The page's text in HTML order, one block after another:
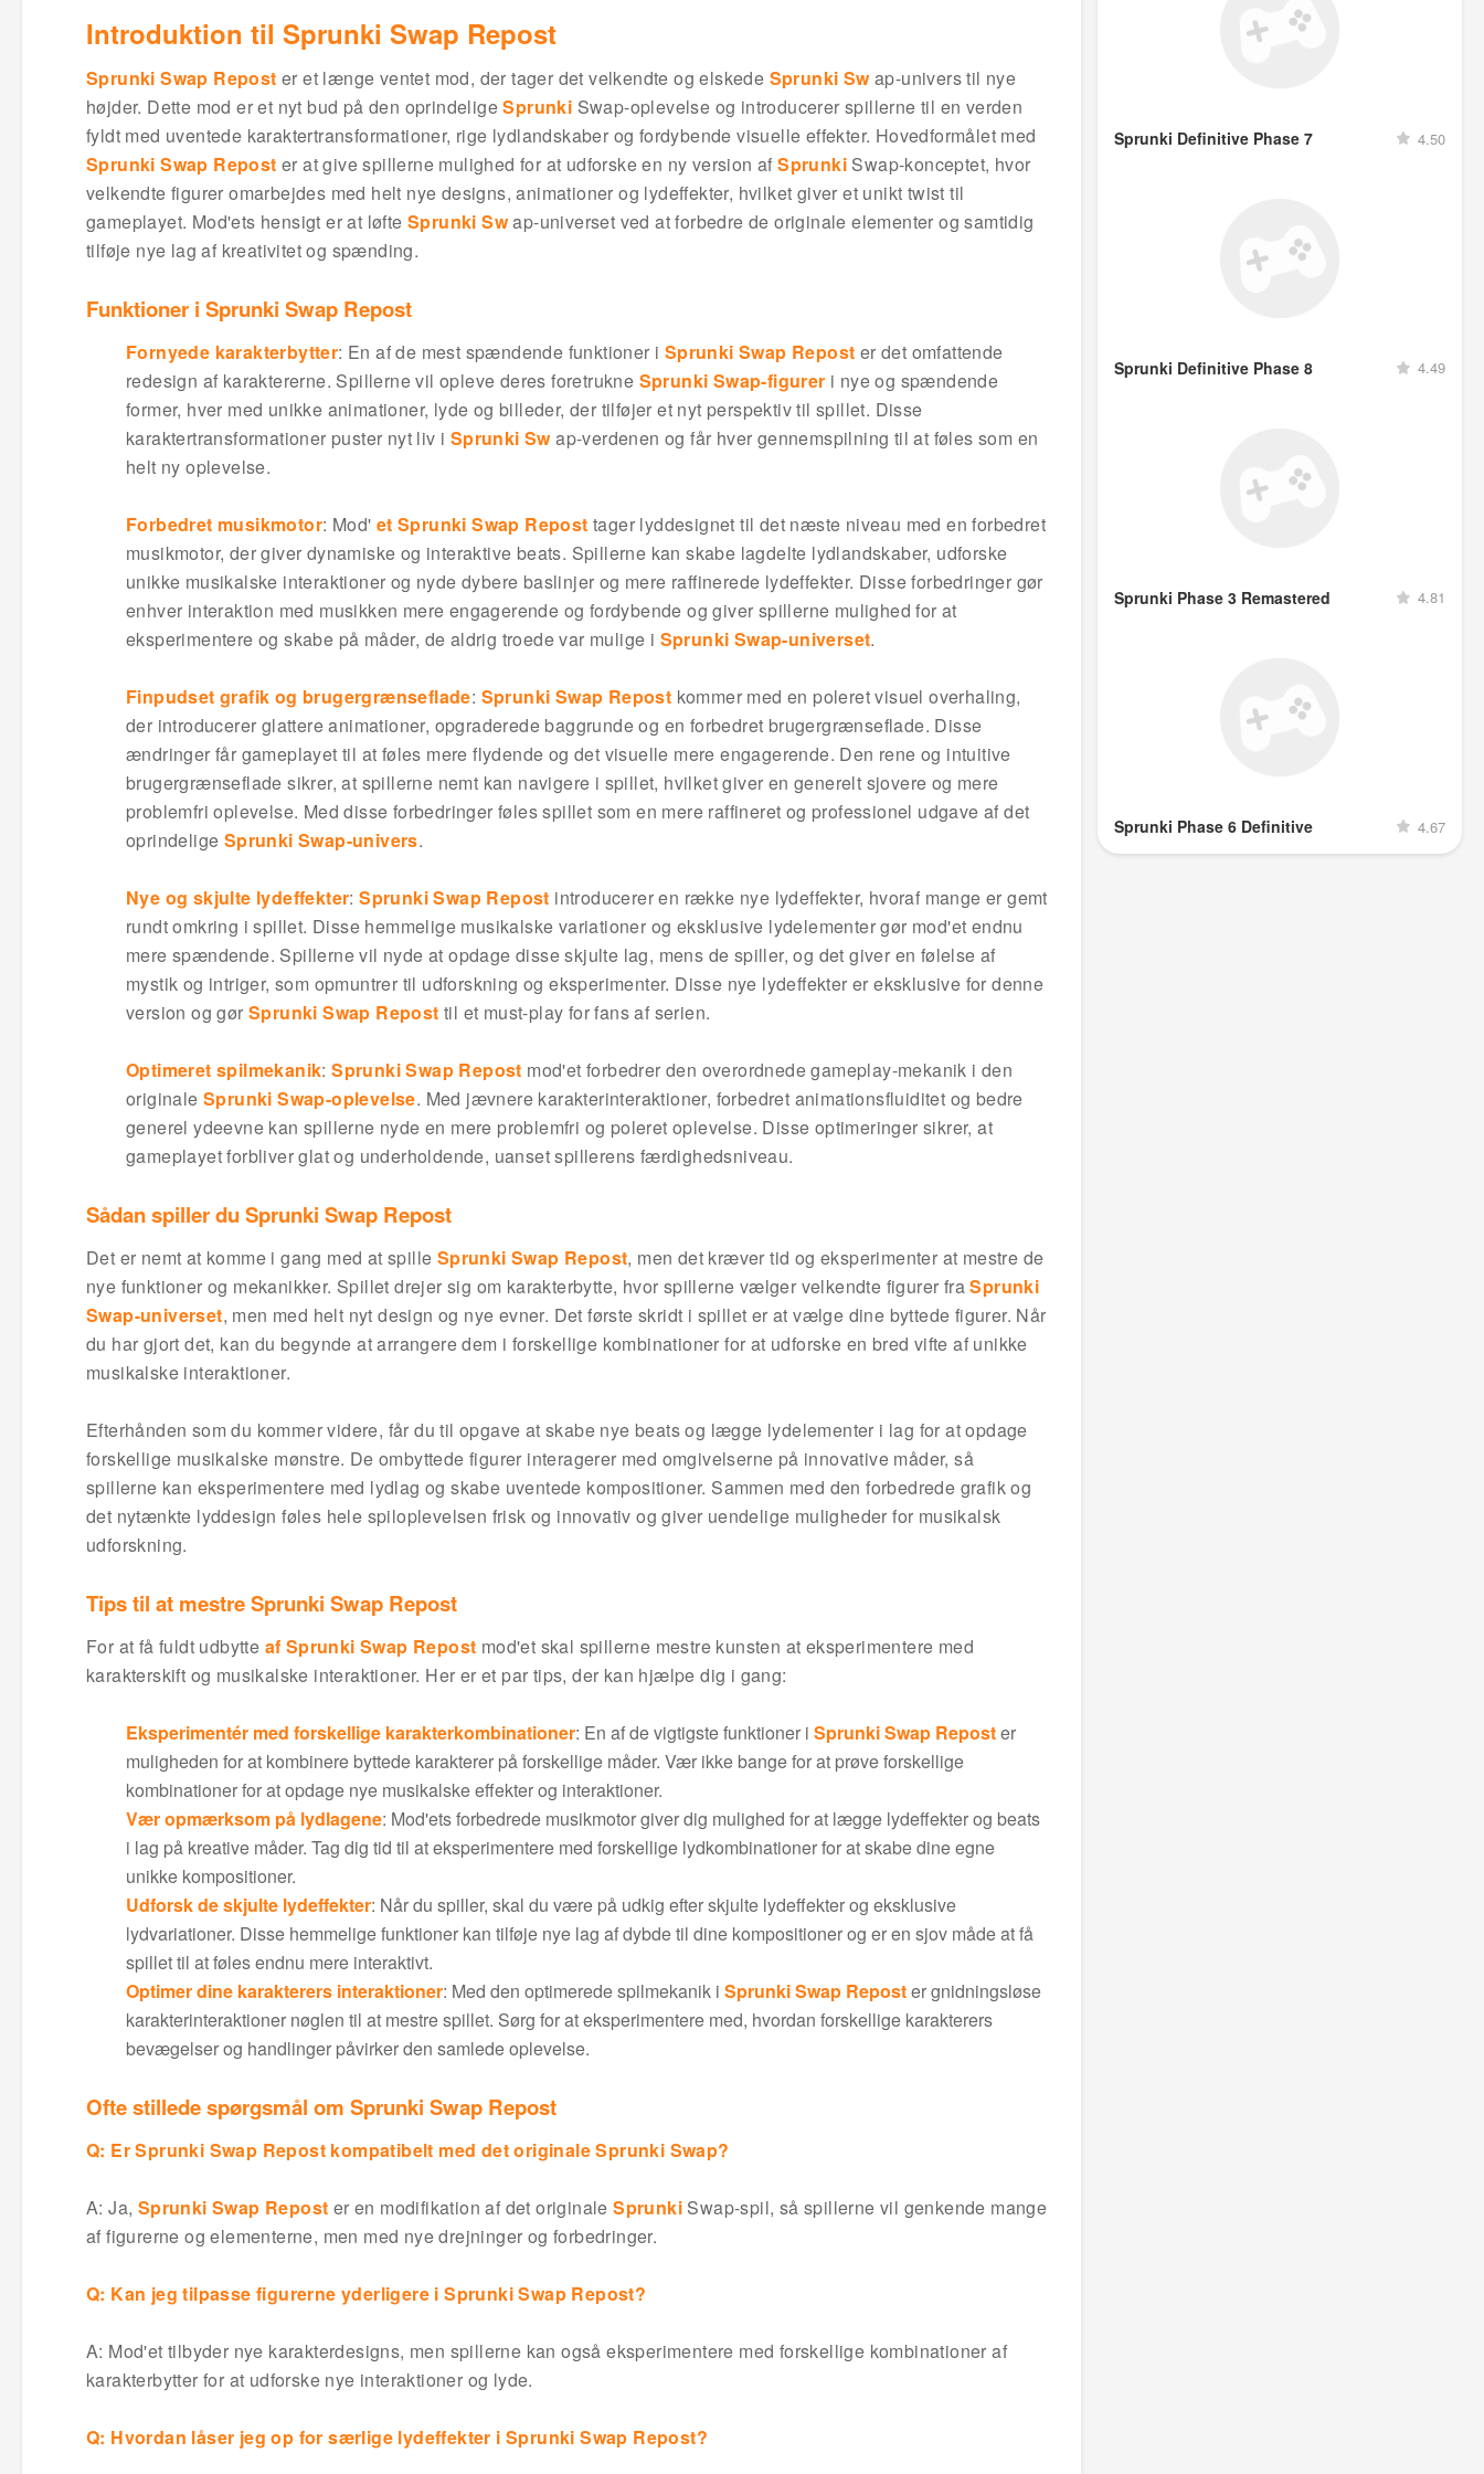
Introduktion til Sprunki Swap Repost
Sprunki Swap Repost er et længe ventet mod, der tager det velkendte og elskede Sprunki Swap-univers til nye
højder. Dette mod er et nyt bud på den oprindeligeSprunki Swap-oplevelse og introducerer spillerne til en verden
fyldt med uventede karaktertransformationer, rige lydlandskaber og fordybende visuelle effekter. Hovedformålet med
Sprunki Swap Repost er at give spillerne mulighed for at udforske en ny version afSprunki Swap-konceptet, hvor
velkendte figurer omarbejdes med helt nye designs, animationer og lydeffekter, hvilket giver et unikt twist til
gameplayet. Mod'ets hensigt er at løfte Sprunki Swap-universet ved at forbedre de originale elementer og samtidig
tilføje nye lag af kreativitet og spænding.
Funktioner i Sprunki Swap Repost
Fornyede karakterbytter: En af de mest spændende funktioner i Sprunki Swap Repost er det omfattende
redesign af karaktererne. Spillerne vil opleve deres foretrukne Sprunki Swap-figurer i nye og spændende
former, hver med unikke animationer, lyde og billeder, der tilføjer et nyt perspektiv til spillet. Disse
karaktertransformationer puster nyt liv i Sprunki Swap-verdenen og får hver gennemspilning til at føles som en
helt ny oplevelse.
Forbedret musikmotor: Mod' et Sprunki Swap Repost tager lyddesignet til det næste niveau med en forbedret
musikmotor, der giver dynamiske og interaktive beats. Spillerne kan skabe lagdelte lydlandskaber, udforske
unikke musikalske interaktioner og nyde dybere baslinjer og mere raffinerede lydeffekter. Disse forbedringer gør
enhver interaktion med musikken mere engagerende og fordybende og giver spillerne mulighed for at
eksperimentere og skabe på måder, de aldrig troede var mulige i Sprunki Swap-universet.
Finpudset grafik og brugergrænseflade: Sprunki Swap Repost kommer med en poleret visuel overhaling,
der introducerer glattere animationer, opgraderede baggrunde og en forbedret brugergrænseflade. Disse
ændringer får gameplayet til at føles mere flydende og det visuelle mere engagerende. Den rene og intuitive
brugergrænseflade sikrer, at spillerne nemt kan navigere i spillet, hvilket giver en generelt sjovere og mere
problemfri oplevelse. Med disse forbedringer føles spillet som en mere raffineret og professionel udgave af det
oprindelige Sprunki Swap-univers.
Nye og skjulte lydeffekter:Sprunki Swap Repost introducerer en række nye lydeffekter, hvoraf mange er gemt
rundt omkring i spillet. Disse hemmelige musikalske variationer og eksklusive lydelementer gør mod'et endnu
mere spændende. Spillerne vil nyde at opdage disse skjulte lag, mens de spiller, og det giver en følelse af
mystik og intriger, som opmuntrer til udforskning og eksperimenter. Disse nye lydeffekter er eksklusive for denne
version og gørSprunki Swap Repost til et must-play for fans af serien.
Optimeret spilmekanik:Sprunki Swap Repost mod'et forbedrer den overordnede gameplay-mekanik i den
originaleSprunki Swap-oplevelse. Med jævnere karakterinteraktioner, forbedret animationsfluiditet og bedre
generel ydeevne kan spillerne nyde en mere problemfri og poleret oplevelse. Disse optimeringer sikrer, at
gameplayet forbliver glat og underholdende, uanset spillerens færdighedsniveau.
Sådan spiller du Sprunki Swap Repost
Det er nemt at komme i gang med at spille Sprunki Swap Repost, men det kræver tid og eksperimenter at mestre de
nye funktioner og mekanikker. Spillet drejer sig om karakterbytte, hvor spillerne vælger velkendte figurer fraSprunki
Swap-universet, men med helt nyt design og nye evner. Det første skridt i spillet er at vælge dine byttede figurer. Når
du har gjort det, kan du begynde at arrangere dem i forskellige kombinationer for at udforske en bred vifte af unikke
musikalske interaktioner.
Efterhånden som du kommer videre, får du til opgave at skabe nye beats og lægge lydelementer i lag for at opdage
forskellige musikalske mønstre. De ombyttede figurer interagerer med omgivelserne på innovative måder, så
spillerne kan eksperimentere med lydlag og skabe uventede kompositioner. Sammen med den forbedrede grafik og
det nytænkte lyddesign føles hele spiloplevelsen frisk og innovativ og giver uendelige muligheder for musikalsk
udforskning.
Tips til at mestre Sprunki Swap Repost
For at få fuldt udbytte af Sprunki Swap Repost mod'et skal spillerne mestre kunsten at eksperimentere med
karakterskift og musikalske interaktioner. Her er et par tips, der kan hjælpe dig i gang:
Eksperimentér med forskellige karakterkombinationer: En af de vigtigste funktioner i Sprunki Swap Reposter
muligheden for at kombinere byttede karakterer på forskellige måder. Vær ikke bange for at prøve forskellige
kombinationer for at opdage nye musikalske effekter og interaktioner.
Vær opmærksom på lydlagene: Mod'ets forbedrede musikmotor giver dig mulighed for at lægge lydeffekter og beats
i lag på kreative måder. Tag dig tid til at eksperimentere med forskellige lydkombinationer for at skabe dine egne
unikke kompositioner.
Udforsk de skjulte lydeffekter: Når du spiller, skal du være på udkig efter skjulte lydeffekter og eksklusive
lydvariationer. Disse hemmelige funktioner kan tilføje nye lag af dybde til dine kompositioner og er en sjov måde at få
spillet til at føles endnu mere interaktivt.
Optimer dine karakterers interaktioner: Med den optimerede spilmekanik i Sprunki Swap Reposter gnidningsløse
karakterinteraktioner nøglen til at mestre spillet. Sørg for at eksperimentere med, hvordan forskellige karakterers
bevægelser og handlinger påvirker den samlede oplevelse.
Ofte stillede spørgsmål om Sprunki Swap Repost
Q: Er Sprunki Swap Repost kompatibelt med det originale Sprunki Swap?
A: Ja, Sprunki Swap Repost er en modifikation af det originaleSprunki Swap-spil, så spillerne vil genkende mange
af figurerne og elementerne, men med nye drejninger og forbedringer.
Q: Kan jeg tilpasse figurerne yderligere i Sprunki Swap Repost?
A: Mod'et tilbyder nye karakterdesigns, men spillerne kan også eksperimentere med forskellige kombinationer af
karakterbytter for at udforske nye interaktioner og lyde.
Q: Hvordan låser jeg op for særlige lydeffekter i Sprunki Swap Repost?
Sprunki Definitive Phase 7 4.50
Sprunki Definitive Phase 8 4.49
Sprunki Phase 3 Remastered 4.81
Sprunki Phase 6 Definitive 4.67